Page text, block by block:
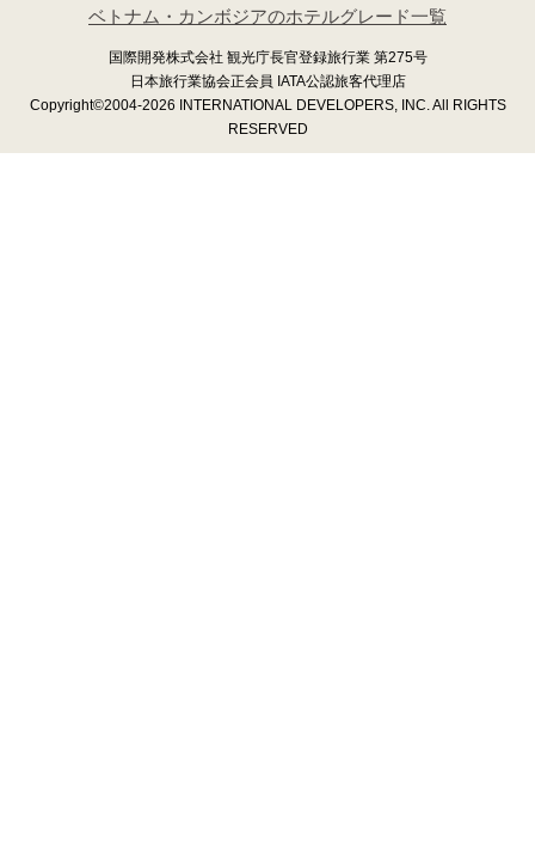
ベトナム・カンボジアのホテルグレード一覧
国際開発株式会社 観光庁長官登録旅行業 第275号
日本旅行業協会正会員 IATA公認旅客代理店
Copyright©2004-2026 INTERNATIONAL DEVELOPERS, INC. All RIGHTS
RESERVED